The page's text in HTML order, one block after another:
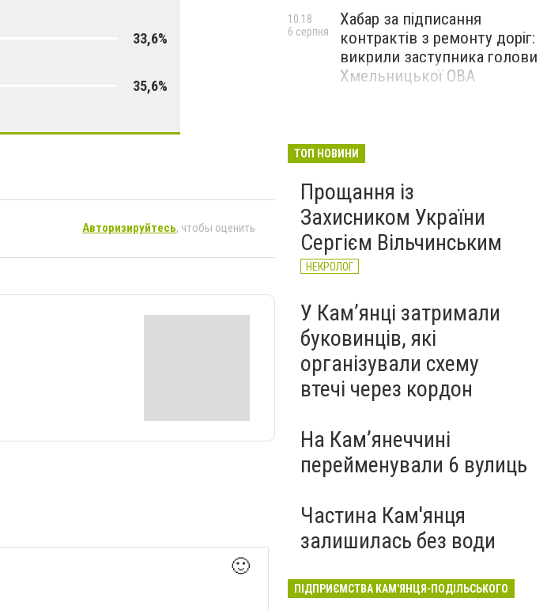
33,6%
35,6%
Авторизируйтесь, чтобы оценить
🙂
Хабар за підписання
контрактів з ремонту доріг:
викрили заступника голови
Хмельницької ОВА
10:18
6 серпня
ТОП НОВИНИ
Прощання із
Захисником України
Сергієм Вільчинським
НЕКРОЛОГ
У Кам’янці затримали
буковинців, які
організували схему
втечі через кордон
На Камʼянеччині
перейменували 6 вулиць
Частина Кам'янця
залишилась без води
ПІДПРИЄМСТВА КАМ'ЯНЦЯ-ПОДІЛЬСЬКОГО